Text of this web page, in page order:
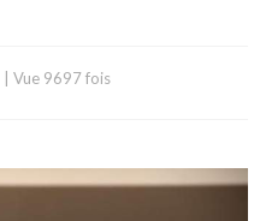
Vue 9697 fois